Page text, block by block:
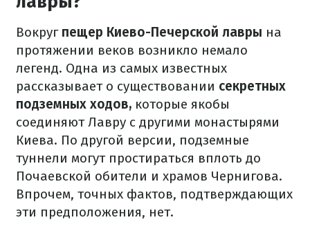
Вокруг пещер Киево-Печерской лавры на
протяжении веков возникло немало
легенд. Одна из самых известных
рассказывает о существовании секретных
подземных ходов, которые якобы
соединяют Лавру с другими монастырями
Киева. По другой версии, подземные
туннели могут простираться вплоть до
Почаевской обители и храмов Чернигова.
Впрочем, точных фактов, подтверждающих
эти предположения, нет.